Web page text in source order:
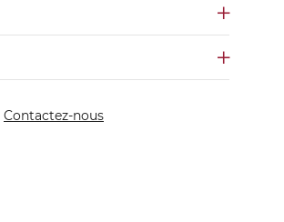
Contactez-nous